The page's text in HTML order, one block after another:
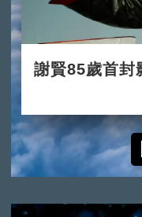
謝賢85歲首封